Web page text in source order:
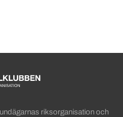
och
riksorganisation och